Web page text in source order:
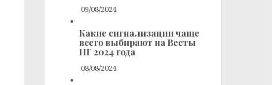
09/08/2024
Какие сигнализации чаще
всего выбирают на Весты
НГ 2024 года
08/08/2024